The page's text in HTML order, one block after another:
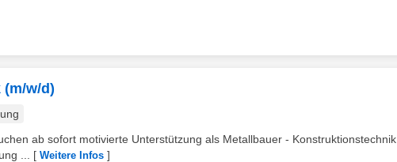
w/d)
ab sofort motivierte Unterstützung als Metallbauer - Konstruktionstechnik
...
[ Weitere Infos ]